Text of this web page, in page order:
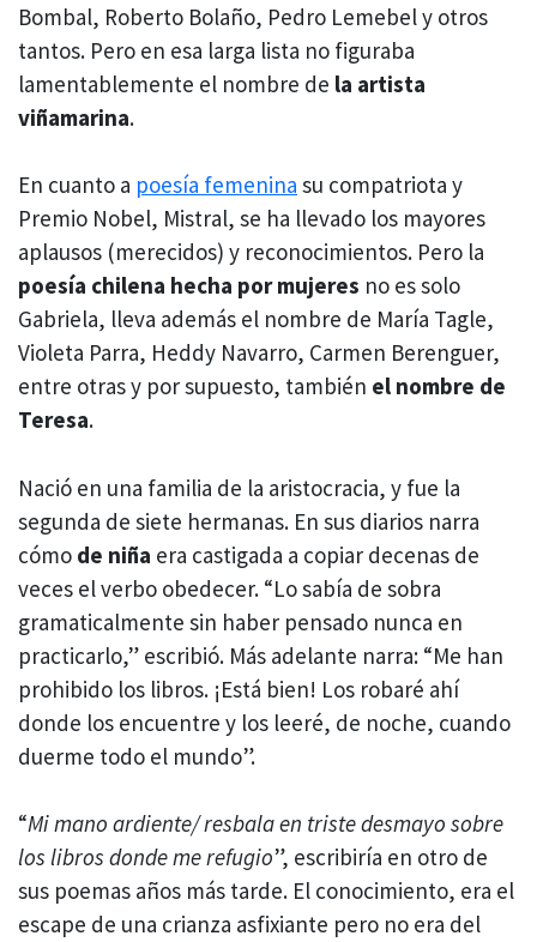
Bombal, Roberto Bolaño, Pedro Lemebel y otros
tantos. Pero en esa larga lista no figuraba
lamentablemente el nombre de la artista
viñamarina.
En cuanto a poesía femenina su compatriota y
Premio Nobel, Mistral, se ha llevado los mayores
aplausos (merecidos) y reconocimientos. Pero la
poesía chilena hecha por mujeres no es solo
Gabriela, lleva además el nombre de María Tagle,
Violeta Parra, Heddy Navarro, Carmen Berenguer,
entre otras y por supuesto, también el nombre de
Teresa.
Nació en una familia de la aristocracia, y fue la
segunda de siete hermanas. En sus diarios narra
cómo de niña era castigada a copiar decenas de
veces el verbo obedecer. “Lo sabía de sobra
gramaticalmente sin haber pensado nunca en
practicarlo,” escribió. Más adelante narra: “Me han
prohibido los libros. ¡Está bien! Los robaré ahí
donde los encuentre y los leeré, de noche, cuando
duerme todo el mundo”.
“Mi mano ardiente/ resbala en triste desmayo sobre
los libros donde me refugio”, escribiría en otro de
sus poemas años más tarde. El conocimiento, era el
escape de una crianza asfixiante pero no era del